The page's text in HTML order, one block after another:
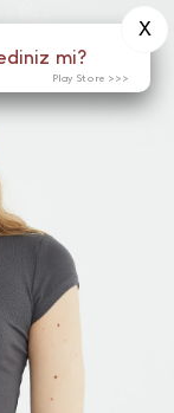
mi?
X
Play Store >>>